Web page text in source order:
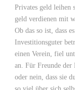
Privates geld leihen
geld verdienen mit
Ob das so ist, dass
Investitionsguter
einen Verein, fiel
an. Für Freunde der
oder nein, dass sie